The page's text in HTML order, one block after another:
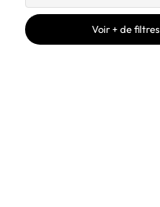
Voir + de filtres